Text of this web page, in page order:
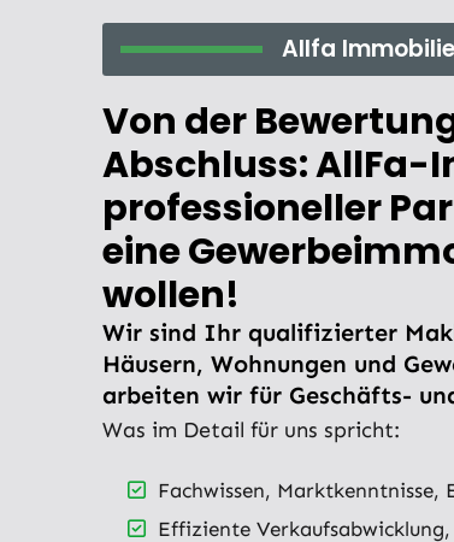
Allfa
Von der
Abschluss: AllFa-
professioneller
eine
wollen!
Wir sind Ihr qualifizierter
Häusern, Wohnungen und
arbeiten wir für Geschäfts-
Was im Detail für uns spricht:
Fachwissen, Marktkenntnisse,
Effiziente